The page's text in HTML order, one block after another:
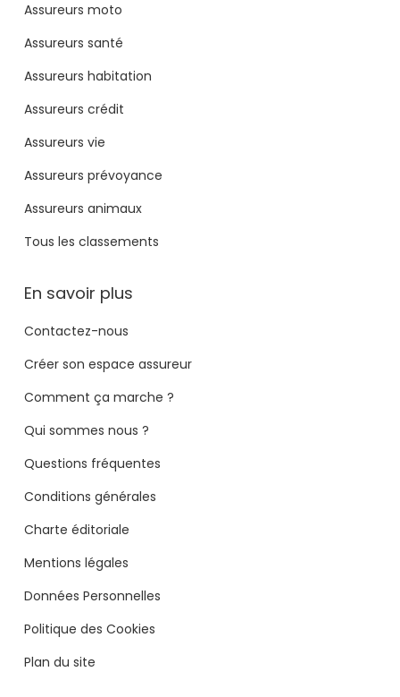
Assureurs moto
Assureurs santé
Assureurs habitation
Assureurs crédit
Assureurs vie
Assureurs prévoyance
Assureurs animaux
Tous les classements
En savoir plus
Contactez-nous
Créer son espace assureur
Comment ça marche ?
Qui sommes nous ?
Questions fréquentes
Conditions générales
Charte éditoriale
Mentions légales
Données Personnelles
Politique des Cookies
Plan du site